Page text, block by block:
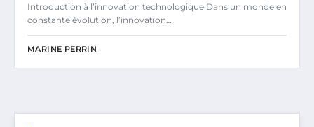
Introduction à l’innovation technologique Dans un monde en
constante évolution, l’innovation…
MARINE PERRIN